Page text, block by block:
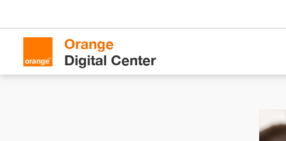
Orange
Digital Center